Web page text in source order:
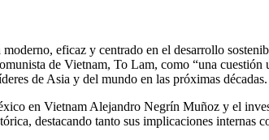
eficaz y centrado en el desarrollo
de Vietnam, To Lam, como “una
de Asia y del mundo en las próximas décadas.
en Vietnam Alejandro Negrín Muñoz y el
destacando tanto sus implicaciones internas